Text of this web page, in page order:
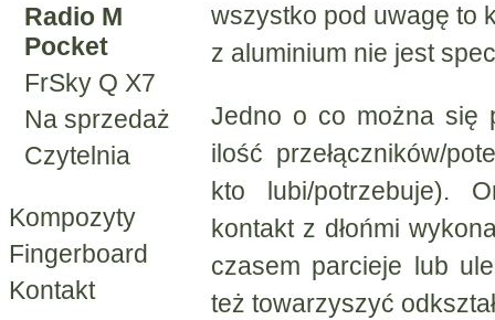
Radio M
Pocket
FrSky Q X7
Na sprzedaż
Czytelnia
Kompozyty
Fingerboard
Kontakt
wszystko pod uwagę to
z aluminium nie jest
Jedno o co można się
ilość przełączników/
kto lubi/potrzebuje).
kontakt z dłońmi
czasem parcieje lub
też towarzyszyć